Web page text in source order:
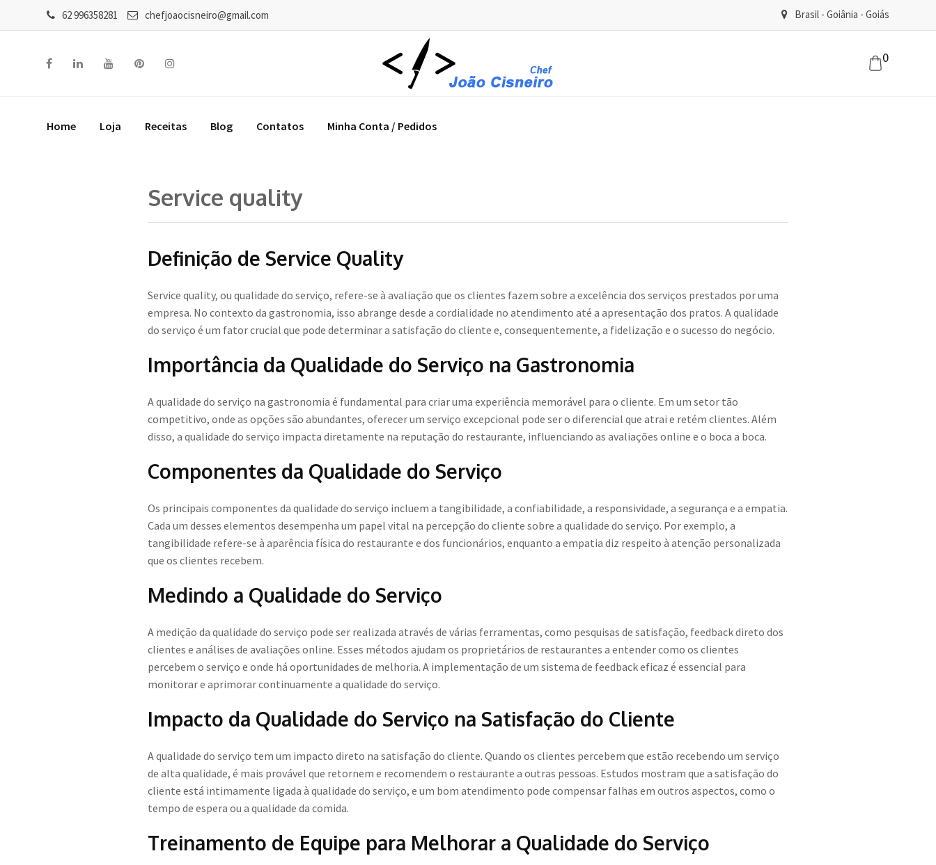
62 996358281 chefjoaocisneiro@gmail.com Brasil - Goiânia - Goiás
0
Home Loja Receitas Blog Contatos Minha Conta / Pedidos
Service quality
Definição de Service Quality
Service quality, ou qualidade do serviço, refere-se à avaliação que os clientes fazem sobre a excelência dos serviços prestados por uma
empresa. No contexto da gastronomia, isso abrange desde a cordialidade no atendimento até a apresentação dos pratos. A qualidade
do serviço é um fator crucial que pode determinar a satisfação do cliente e, consequentemente, a fidelização e o sucesso do negócio.
Importância da Qualidade do Serviço na Gastronomia
A qualidade do serviço na gastronomia é fundamental para criar uma experiência memorável para o cliente. Em um setor tão
competitivo, onde as opções são abundantes, oferecer um serviço excepcional pode ser o diferencial que atrai e retém clientes. Além
disso, a qualidade do serviço impacta diretamente na reputação do restaurante, influenciando as avaliações online e o boca a boca.
Componentes da Qualidade do Serviço
Os principais componentes da qualidade do serviço incluem a tangibilidade, a confiabilidade, a responsividade, a segurança e a empatia.
Cada um desses elementos desempenha um papel vital na percepção do cliente sobre a qualidade do serviço. Por exemplo, a
tangibilidade refere-se à aparência física do restaurante e dos funcionários, enquanto a empatia diz respeito à atenção personalizada
que os clientes recebem.
Medindo a Qualidade do Serviço
A medição da qualidade do serviço pode ser realizada através de várias ferramentas, como pesquisas de satisfação, feedback direto dos
clientes e análises de avaliações online. Esses métodos ajudam os proprietários de restaurantes a entender como os clientes
percebem o serviço e onde há oportunidades de melhoria. A implementação de um sistema de feedback eficaz é essencial para
monitorar e aprimorar continuamente a qualidade do serviço.
Impacto da Qualidade do Serviço na Satisfação do Cliente
A qualidade do serviço tem um impacto direto na satisfação do cliente. Quando os clientes percebem que estão recebendo um serviço
de alta qualidade, é mais provável que retornem e recomendem o restaurante a outras pessoas. Estudos mostram que a satisfação do
cliente está intimamente ligada à qualidade do serviço, e um bom atendimento pode compensar falhas em outros aspectos, como o
tempo de espera ou a qualidade da comida.
Treinamento de Equipe para Melhorar a Qualidade do Serviço